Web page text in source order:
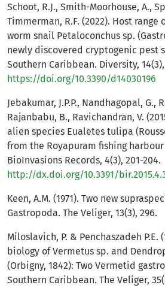
Schoot, R.J., Smith-Moorhouse, A.,
Timmerman, R.F. (2022). Host
worm snail Petaloconchus sp.
newly discovered cryptogenic pest
Southern Caribbean. Diversity, 14(3),
https://doi.org/10.3390/d14030196
Jebakumar, J.P.P., Nandhagopal, G.,
Rajanbabu, B., Ravichandran, V.
alien species Eualetes tulipa
from the Royapuram fishing
BioInvasions Records, 4(3), 201-204.
http://dx.doi.org/10.3391/
Keen, A.M. (1971). Two new
Gastropoda. The Veliger, 13(3), 296.
Miloslavich, P. & Penchaszadeh P.E.
biology of Vermetus sp. and
(Orbigny, 1842): Two Vermetid
Southern Caribbean. The Veliger,